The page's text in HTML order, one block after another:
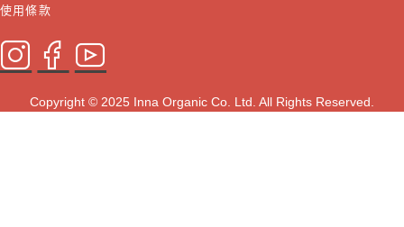
使用條款
Copyright © 2025 Inna Organic Co. Ltd. All Rights Reserved.